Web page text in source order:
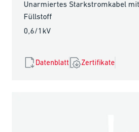
Unarmiertes Starkstromkabel
Füllstoff
0,6/1kV
Datenblatt Zertifikate